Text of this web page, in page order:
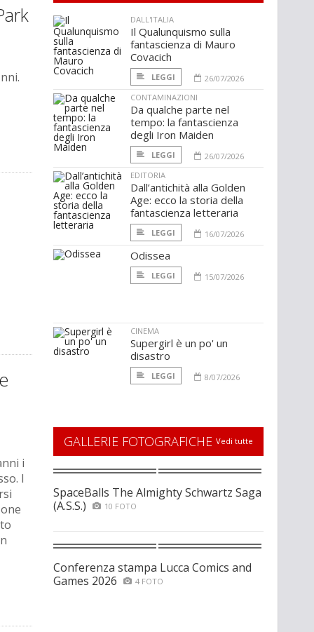
i
I
DALL'ITALIA
Il Qualunquismo sulla
fantascienza di Mauro
Covacich
LEGGI
26/07/2026
CONTAMINAZIONI
Da qualche parte nel
tempo: la fantascienza
degli Iron Maiden
LEGGI
26/07/2026
EDITORIA
Dall’antichità alla Golden
Age: ecco la storia della
fantascienza letteraria
LEGGI 16/07/2026
Odissea
LEGGI 15/07/2026
CINEMA
Supergirl è un po' un
disastro
LEGGI 8/07/2026
GALLERIE FOTOGRAFICHE Vedi tutte
SpaceBalls The Almighty Schwartz Saga
(A.S.S.)
10 FOTO
Conferenza stampa Lucca Comics and
Games 2026
4 FOTO